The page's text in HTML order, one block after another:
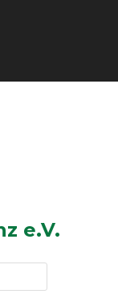
e.V.